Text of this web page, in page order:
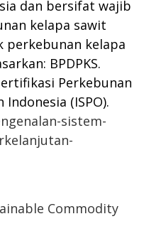
dan bersifat wajib
kelapa sawit
perkebunan kelapa
BPDPKS.
Perkebunan
(ISPO).
sistem-
Commodity